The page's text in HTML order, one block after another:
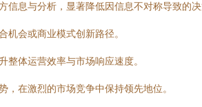
息与分析，显著降低因信息不对称导致的决
机会或商业模式创新路径。
体运营效率与市场响应速度。
，在激烈的市场竞争中保持领先地位。